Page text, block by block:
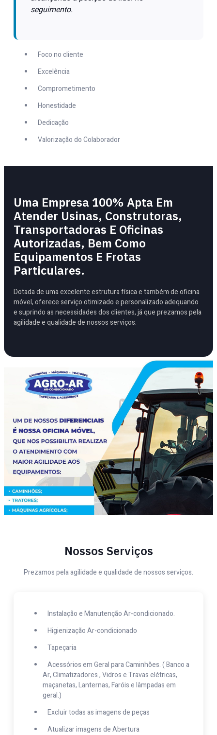
seguimento.
Foco no cliente
Excelência
Comprometimento
Honestidade
Dedicação
Valorização do Colaborador
Uma Empresa 100% Apta Em
Atender Usinas, Construtoras,
Transportadoras E Oficinas
Autorizadas, Bem Como
Equipamentos E Frotas
Particulares.
Dotada de uma excelente estrutura física e também de oficina
móvel, oferece serviço otimizado e personalizado adequando
e suprindo as necessidades dos clientes, já que prezamos pela
agilidade e qualidade de nossos serviços.
Nossos Serviços
Prezamos pela agilidade e qualidade de nossos serviços.
Instalação e Manutenção Ar-condicionado.
Higienização Ar-condicionado
Tapeçaria
Acessórios em Geral para Caminhões. ( Banco a
Ar, Climatizadores , Vidros e Travas elétricas,
maçanetas, Lanternas, Faróis e lâmpadas em
geral.)
Excluir todas as imagens de peças
Atualizar imagens de Abertura